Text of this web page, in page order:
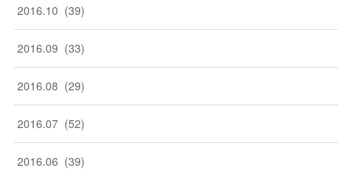
2016.10 (39)
2016.09 (33)
2016.08 (29)
2016.07 (52)
2016.06 (39)